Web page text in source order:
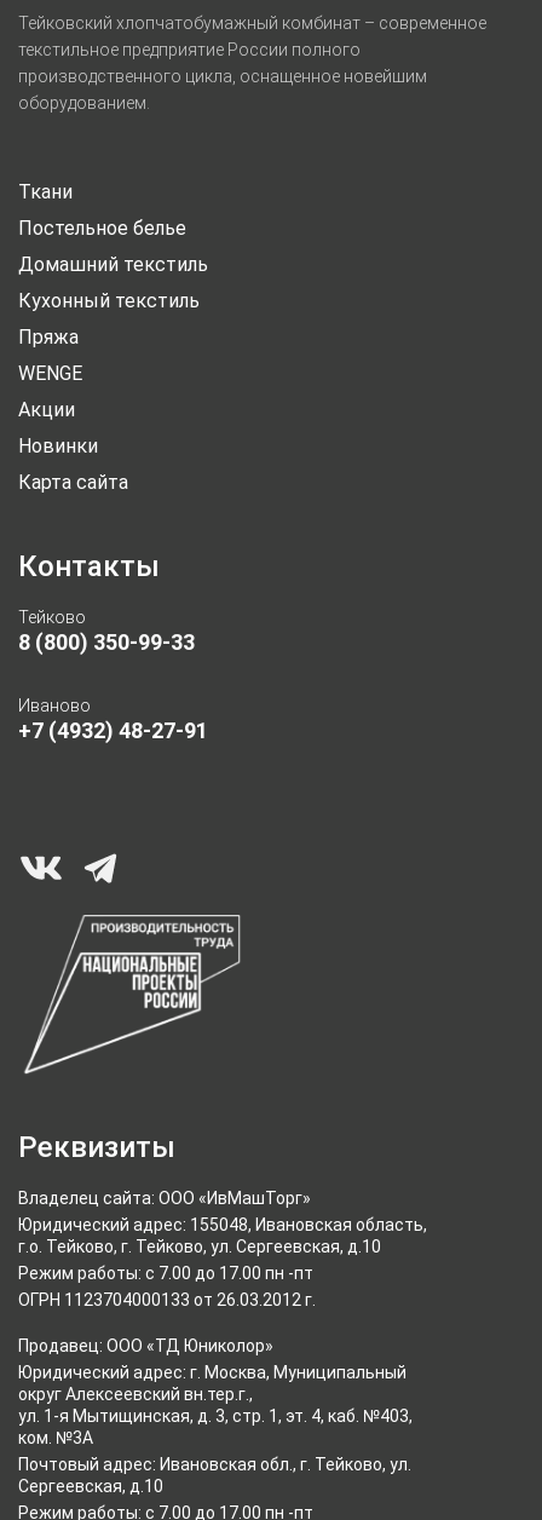
Тейковский хлопчатобумажный комбинат – современное
текстильное предприятие России полного
производственного цикла, оснащенное новейшим
оборудованием.
Ткани
Постельное белье
Домашний текстиль
Кухонный текстиль
Пряжа
WENGE
Акции
Новинки
Карта сайта
Контакты
Тейково
8 (800) 350-99-33
Иваново
+7 (4932) 48-27-91
Реквизиты
Владелец сайта: ООО «ИвМашТорг»
Юридический адрес: 155048, Ивановская область,
г.о. Тейково, г. Тейково, ул. Сергеевская, д.10
Режим работы: с 7.00 до 17.00 пн -пт
ОГРН 1123704000133 от 26.03.2012 г.
Продавец: ООО «ТД Юниколор»
Юридический адрес: г. Москва, Муниципальный
округ Алексеевский вн.тер.г.,
ул. 1-я Мытищинская, д. 3, стр. 1, эт. 4, каб. №403,
ком. №3А
Почтовый адрес: Ивановская обл., г. Тейково, ул.
Сергеевская, д.10
Режим работы: с 7.00 до 17.00 пн -пт